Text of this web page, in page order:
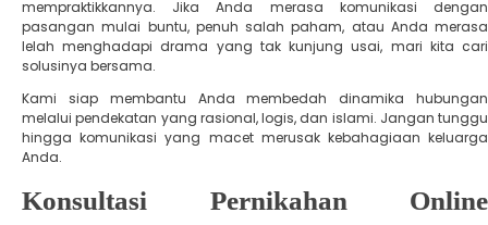
mempraktikkannya. Jika Anda merasa komunikasi dengan
pasangan mulai buntu, penuh salah paham, atau Anda merasa
lelah menghadapi drama yang tak kunjung usai, mari kita cari
solusinya bersama.
Kami siap membantu Anda membedah dinamika hubungan
melalui pendekatan yang rasional, logis, dan islami. Jangan tunggu
hingga komunikasi yang macet merusak kebahagiaan keluarga
Anda.
Konsultasi Pernikahan Online